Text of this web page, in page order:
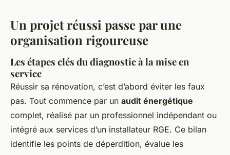
Un projet réussi passe par une
organisation rigoureuse
Les étapes clés du diagnostic à la mise en
service
Réussir sa rénovation, c’est d’abord éviter les faux
pas. Tout commence par un audit énergétique
complet, réalisé par un professionnel indépendant ou
intégré aux services d’un installateur RGE. Ce bilan
identifie les points de déperdition, évalue les